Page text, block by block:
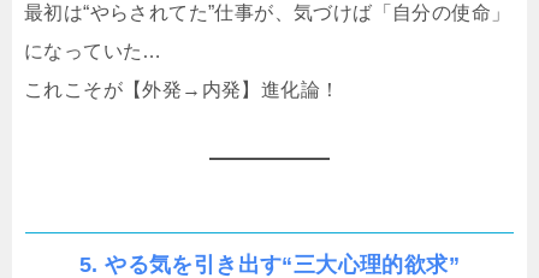
最初は“やらされてた”仕事が、気づけば「自分の使命」
になっていた…
これこそが【外発→内発】進化論！
5. やる気を引き出す“三大心理的欲求”